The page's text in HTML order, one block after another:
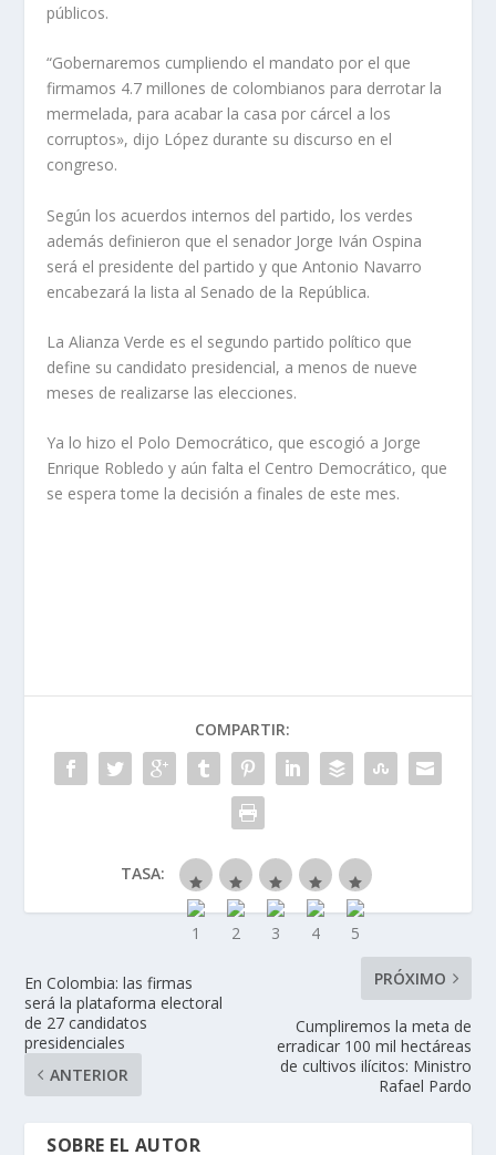
públicos.
“Gobernaremos cumpliendo el mandato por el que
firmamos 4.7 millones de colombianos para derrotar la
mermelada, para acabar la casa por cárcel a los
corruptos», dijo López durante su discurso en el
congreso.
Según los acuerdos internos del partido, los verdes
además definieron que el senador Jorge Iván Ospina
será el presidente del partido y que Antonio Navarro
encabezará la lista al Senado de la República.
La Alianza Verde es el segundo partido político que
define su candidato presidencial, a menos de nueve
meses de realizarse las elecciones.
Ya lo hizo el Polo Democrático, que escogió a Jorge
Enrique Robledo y aún falta el Centro Democrático, que
se espera tome la decisión a finales de este mes.
COMPARTIR:
TASA:
En Colombia: las firmas
será la plataforma electoral
de 27 candidatos
presidenciales
ANTERIOR
PRÓXIMO
Cumpliremos la meta de
erradicar 100 mil hectáreas
de cultivos ilícitos: Ministro
Rafael Pardo
SOBRE EL AUTOR